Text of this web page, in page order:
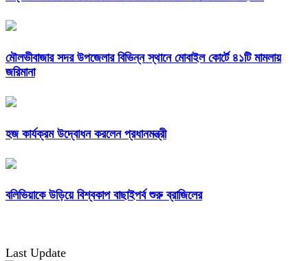
মৌলভীবাজার সদর উপজেলার বিভিন্ন স্থানে মোবাইল কোর্টে ৪১টি মামলায়
জরিমানা
হজ কার্যক্রম উদ্বোধন করলেন প্রধানমন্ত্রী
বলিভিয়াকে উড়িয়ে বিশ্বকাপ বাছাইপর্ব শুরু ব্রাজিলের
Last Update